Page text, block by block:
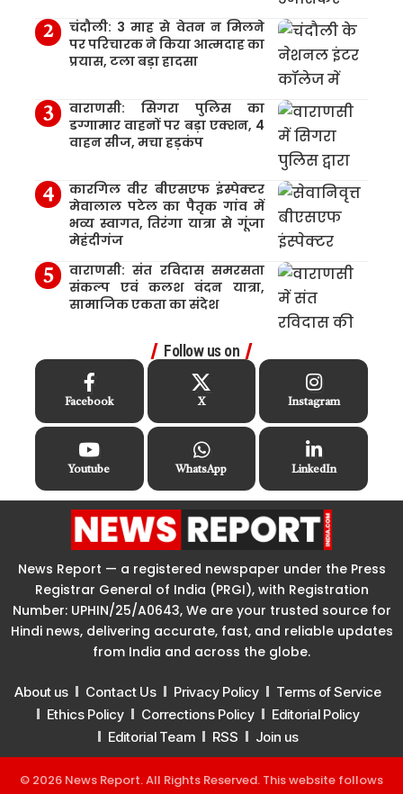
चंदौली: 3 माह से वेतन न मिलने
पर परिचारक ने किया आत्मदाह का
प्रयास, टला बड़ा हादसा
वाराणसी: सिगरा पुलिस का
डग्गामार वाहनों पर बड़ा एक्शन, 4
वाहन सीज, मचा हड़कंप
कारगिल वीर बीएसएफ इंस्पेक्टर
मेवालाल पटेल का पैतृक गांव में
भव्य स्वागत, तिरंगा यात्रा से गूंजा
मेहंदीगंज
वाराणसी: संत रविदास समरसता
संकल्प एवं कलश वंदन यात्रा,
सामाजिक एकता का संदेश
Follow us on
Facebook X Instagram
Youtube WhatsApp LinkedIn
News Report — a registered newspaper under the Press
Registrar General of India (PRGI), with Registration
Number: UPHIN/25/A0643, We are your trusted source for
Hindi news, delivering accurate, fast, and reliable updates
from India and across the globe.
About us Contact Us Privacy Policy
Terms of Service
Ethics Policy
Corrections Policy
Editorial Policy
Editorial Team
RSS Join us
© 2026 News Report. All Rights Reserved. This website follows